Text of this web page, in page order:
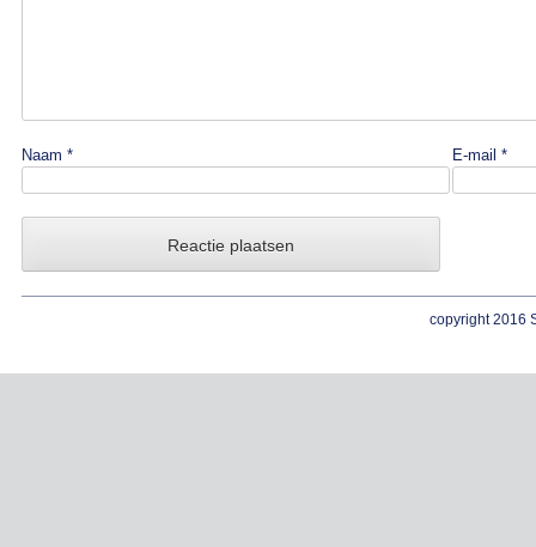
Naam * E-mail *
copyright 2016